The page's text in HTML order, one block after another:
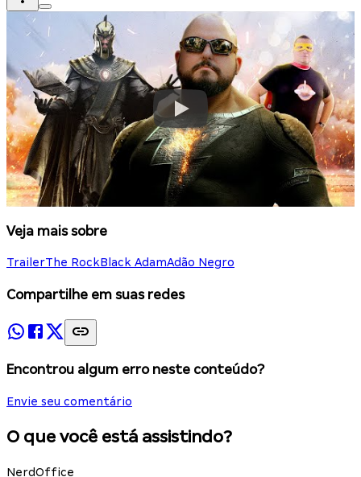
Veja mais sobre
TrailerThe RockBlack AdamAdão Negro
Compartilhe em suas redes
Encontrou algum erro neste conteúdo?
Envie seu comentário
O que você está assistindo?
NerdOffice